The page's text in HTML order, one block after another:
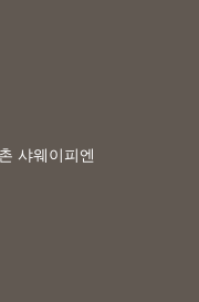
샤웨이피엔